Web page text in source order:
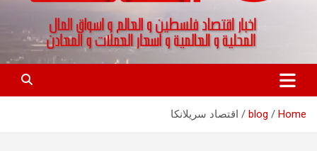
كواليس المال
اخبار اقتصاد فلسطين و العالم و تقارير اسواق المال و العملات
Home
blog اقتصاد سريلانكا